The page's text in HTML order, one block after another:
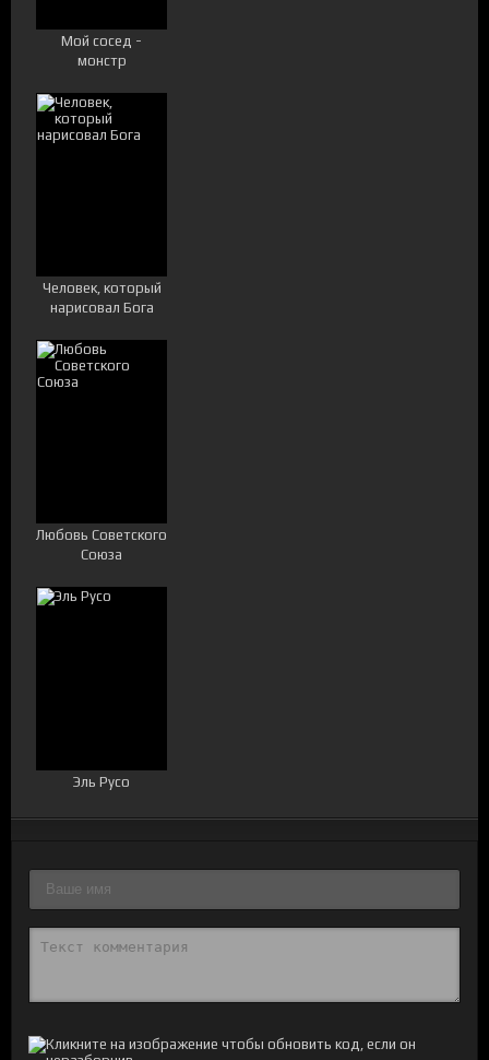
Мой сосед -
монстр
Человек, который
нарисовал Бога
Любовь Советского
Союза
Эль Русо